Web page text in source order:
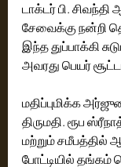
டாக்டர் பி.
சேவைக்கு நன்றி
இந்த துப்பாக்கி
அவரது பெயர்
மதிப்புமிக்க
திருமதி. ரூப
மற்றும் சமீபத்தில்
போட்டியில் தங்கம்